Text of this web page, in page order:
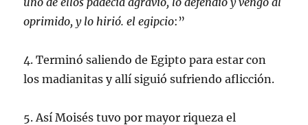
oprimido, y lo hirió. el egipcio:”
4. Terminó saliendo de Egipto para estar con
los madianitas y allí siguió sufriendo aflicción.
5. Así Moisés tuvo por mayor riqueza el